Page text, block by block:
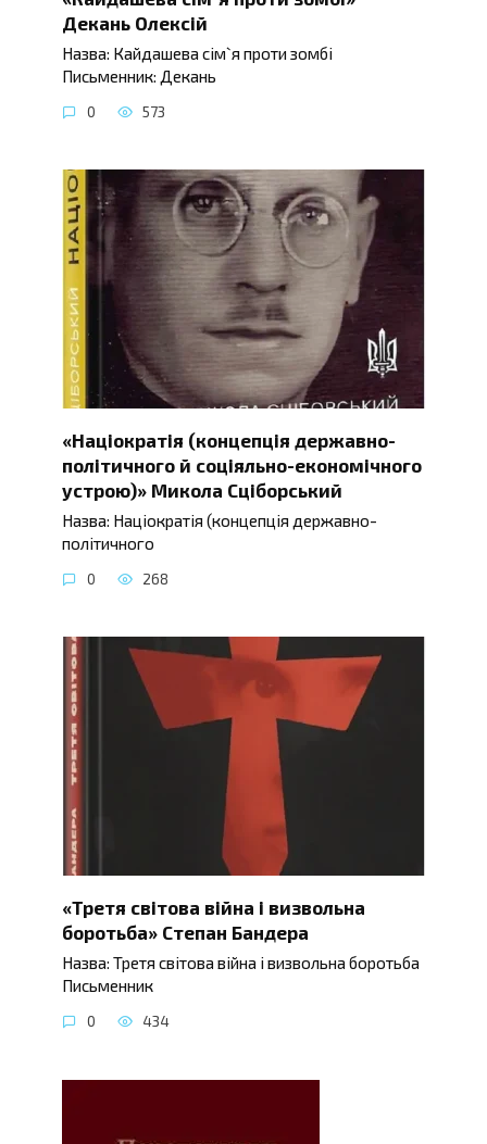
Декань Олексій
Назва: Кайдашева сім`я проти зомбі
Письменник: Декань
0 573
«Націократія (концепція державно-
політичного й соціяльно-економічного
устрою)» Микола Сціборський
Назва: Націократія (концепція державно-
політичного
0 268
«Третя світова війна і визвольна
боротьба» Степан Бандера
Назва: Третя світова війна і визвольна боротьба
Письменник
0 434